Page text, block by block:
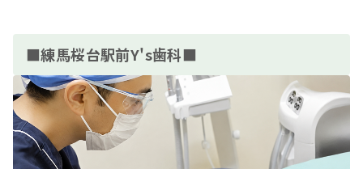
■練馬桜台駅前Y's歯科■